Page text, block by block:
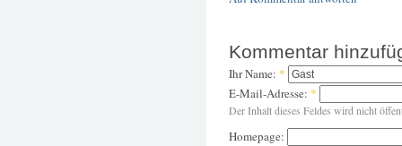
Kommentar
Ihr Name: *
E-Mail-Adresse: *
Der Inhalt dieses Feldes wird nicht
Homepage: